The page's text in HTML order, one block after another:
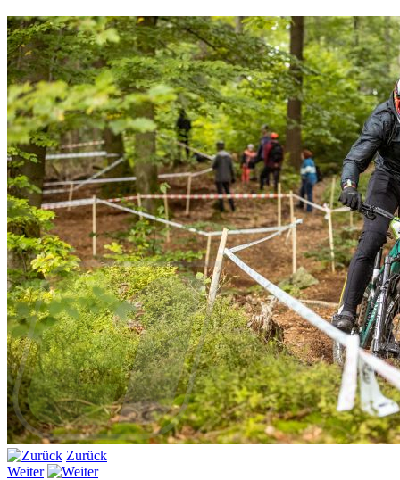
Zurück
Weiter